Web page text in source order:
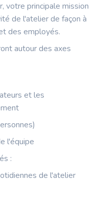
votre principale mission
de l'atelier de façon à
des employés.
autour des axes
et les
l'équipe
:
de l'atelier